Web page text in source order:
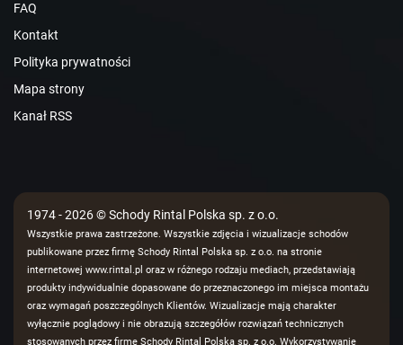
FAQ
Kontakt
Polityka prywatności
Mapa strony
Kanał RSS
1974 - 2026 © Schody Rintal Polska sp. z o.o.
Wszystkie prawa zastrzeżone. Wszystkie zdjęcia i wizualizacje schodów
publikowane przez firmę Schody Rintal Polska sp. z o.o. na stronie
internetowej www.rintal.pl oraz w różnego rodzaju mediach, przedstawiają
produkty indywidualnie dopasowane do przeznaczonego im miejsca montażu
oraz wymagań poszczególnych Klientów. Wizualizacje mają charakter
wyłącznie poglądowy i nie obrazują szczegółów rozwiązań technicznych
stosowanych przez firmę Schody Rintal Polska sp. z o.o. Wykorzystywanie